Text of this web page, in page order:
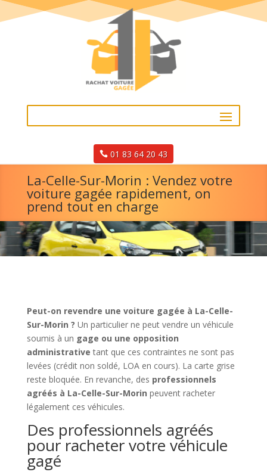
01 83 64 20 43
La-Celle-Sur-Morin : Vendez votre
voiture gagée rapidement, on
prend tout en charge
Peut-on revendre une voiture gagée à La-Celle-
Sur-Morin ? Un particulier ne peut vendre un véhicule
soumis à un gage ou une opposition
administrative tant que ces contraintes ne sont pas
levées (crédit non soldé, LOA en cours). La carte grise
reste bloquée. En revanche, des professionnels
agréés à La-Celle-Sur-Morin peuvent racheter
légalement ces véhicules.
Des professionnels agréés
pour racheter votre véhicule
gagé